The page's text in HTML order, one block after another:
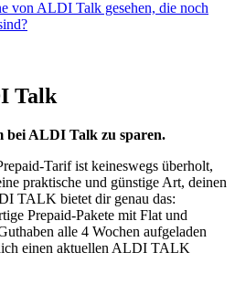
von ALDI Talk gesehen, die noch
Talk
bei ALDI Talk zu sparen.
Tarif ist keineswegs überholt,
praktische und günstige Art, deinen
TALK bietet dir genau das:
Prepaid-Pakete mit Flat und
alle 4 Wochen aufgeladen
einen aktuellen ALDI TALK